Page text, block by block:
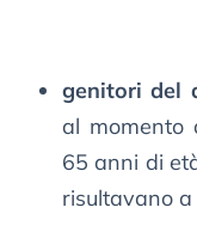
genitori del
al momento
65 anni di
risultavano